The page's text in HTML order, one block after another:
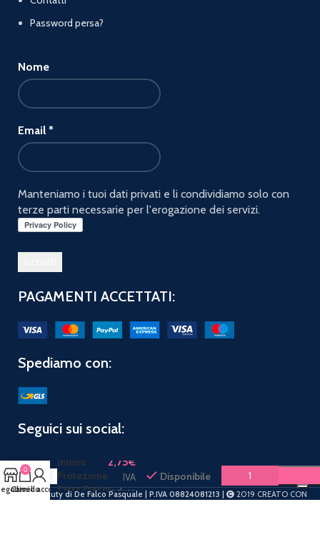
Password persa?
Nome
Email *
Manteniamo i tuoi dati privati e li condividiamo solo con
terze parti necessarie per l'erogazione dei servizi.
PAGAMENTI ACCETTATI:
Spediamo con:
Seguici sui social:
PuntoBeauty di De Falco Pasquale | P.IVA 08824081213 | 2019 CREATO CON
Intimo
Protezione
Extra Fresh
200Ml
2,75€
IVA
inclusa
Disponibile
0
Carrello
Il mio account